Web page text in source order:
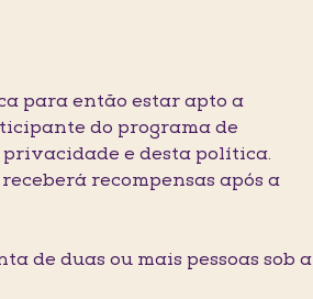
para então estar apto a
do programa de
privacidade e desta política.
recompensas após a
de duas ou mais pessoas sob a